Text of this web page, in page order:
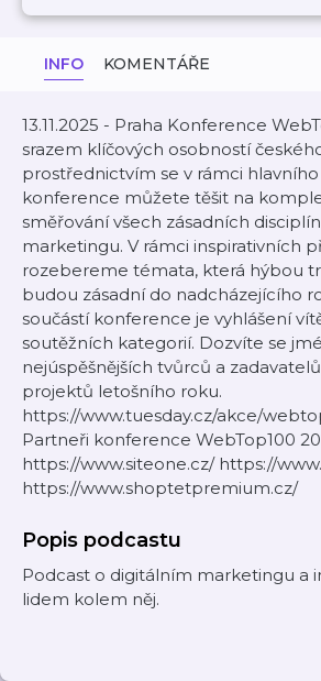
INFO KOMENTÁŘE
13.11.2025 - Praha Konference
srazem klíčových osobností
prostřednictvím se v rámci
konference můžete těšit na
směřování všech zásadních
marketingu. V rámci inspirativních
rozebereme témata, která hýbou
budou zásadní do nadcházejícího
součástí konference je vyhlášení
soutěžních kategorií. Dozvíte se
nejúspěšnějších tvůrců a
projektů letošního roku.
https://www.tuesday.cz/akce/
Partneři konference WebTop100
https://www.siteone.cz/ https://
https://www.shoptetpremium.cz/
Popis podcastu
Podcast o digitálním marketingu a
lidem kolem něj.